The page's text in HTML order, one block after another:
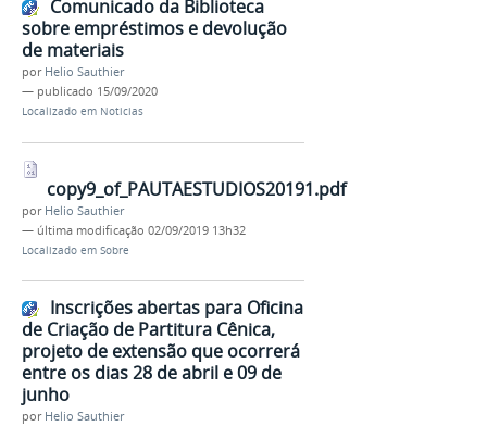
Comunicado da Biblioteca
sobre empréstimos e devolução
de materiais
por Helio Sauthier
— publicado 15/09/2020
Localizado em Noticias
copy9_of_PAUTAESTUDIOS20191.pdf
por Helio Sauthier
— última modificação 02/09/2019 13h32
Localizado em Sobre
Inscrições abertas para Oficina
de Criação de Partitura Cênica,
projeto de extensão que ocorrerá
entre os dias 28 de abril e 09 de
junho
por Helio Sauthier